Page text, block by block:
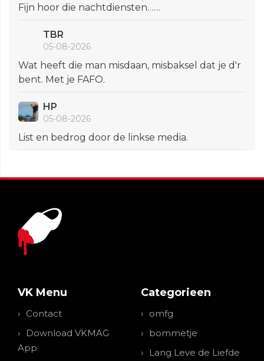
Fijn hoor die nachtdiensten……
TBR
05-08-2026
Wat heeft die man misdaan, misbaksel dat je d'r
bent. Met je FAFO.
HP
05-08-2026
List en bedrog door de linkse media.
VK Menu
Contact
Download VKMAG
App
Categorieen
omfg
bommetje
Lang Leve de Liefde